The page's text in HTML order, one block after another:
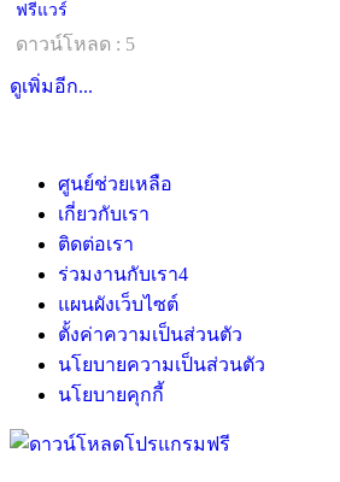
ฟรีแวร์
ดาวน์โหลด : 5
ดูเพิ่มอีก...
ศูนย์ช่วยเหลือ
เกี่ยวกับเรา
ติดต่อเรา
ร่วมงานกับเรา4
แผนผังเว็บไซต์
ตั้งค่าความเป็นส่วนตัว
นโยบายความเป็นส่วนตัว
นโยบายคุกกี้